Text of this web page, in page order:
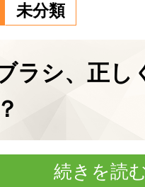
未分類
ラシ、正し
続きを読